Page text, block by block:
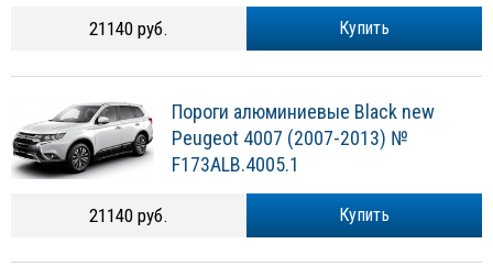
Купить
21140 руб.
Пороги алюминиевые Black new
Peugeot 4007 (2007-2013) №
F173ALB.4005.1
Купить
21140 руб.